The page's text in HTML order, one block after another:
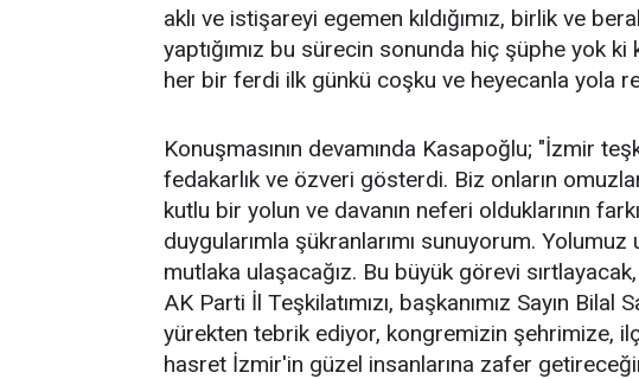
aklı ve istişareyi egemen kıldığımız, birlik ve
yaptığımız bu sürecin sonunda hiç şüphe yok
her bir ferdi ilk günkü coşku ve heyecanla yola
Konuşmasının devamında Kasapoğlu; "İzmir
fedakarlık ve özveri gösterdi. Biz onların
kutlu bir yolun ve davanın neferi olduklarının
duygularımla şükranlarımı sunuyorum.
mutlaka ulaşacağız. Bu büyük görevi
AK Parti İl Teşkilatımızı, başkanımız Sayın
yürekten tebrik ediyor, kongremizin şehrimize,
hasret İzmir'in güzel insanlarına zafer